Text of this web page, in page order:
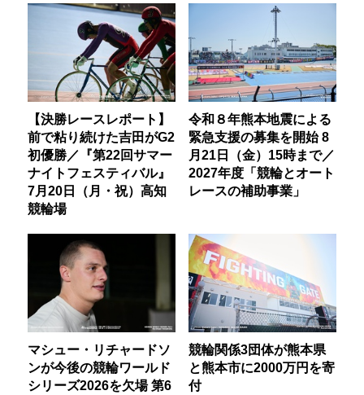
【決勝レースレポート】
前で粘り続けた吉田がG2
初優勝／『第22回サマー
ナイトフェスティバル』
7月20日（月・祝）高知
競輪場
令和８年熊本地震による
緊急支援の募集を開始 8
月21日（金）15時まで／
2027年度「競輪とオート
レースの補助事業」
マシュー・リチャードソ
ンが今後の競輪ワールド
シリーズ2026を欠場 第6
競輪関係3団体が熊本県
と熊本市に2000万円を寄
付